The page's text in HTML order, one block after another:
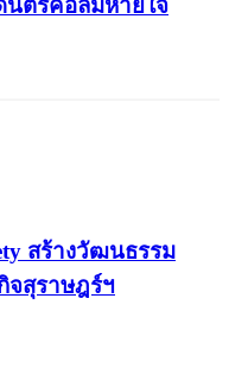
นตรีคือลมหายใจ
สร้างวัฒนธรรม
จสุราษฎร์ฯ